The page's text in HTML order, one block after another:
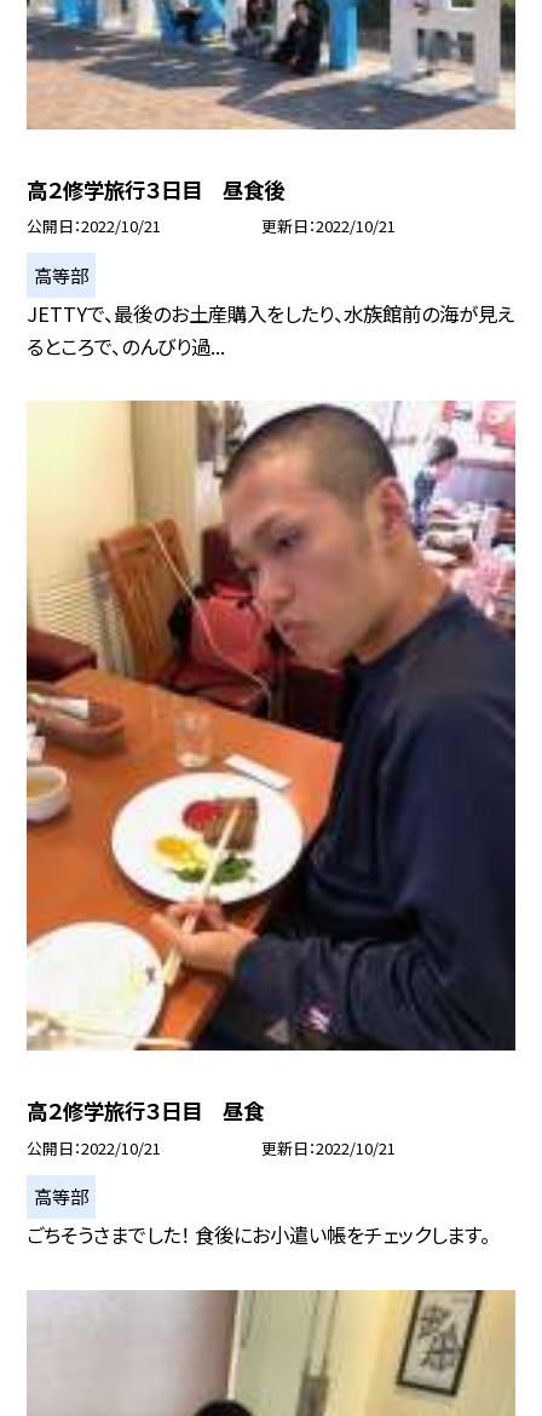
高２修学旅行３日目 昼食後
公開日 2022/10/21 更新日 2022/10/21
高等部
JETTYで、最後のお土産購入をしたり、水族館前の海が見え
るところで、のんびり過...
高２修学旅行３日目 昼食
公開日 2022/10/21 更新日 2022/10/21
高等部
ごちそうさまでした！ 食後にお小遣い帳をチェックします。